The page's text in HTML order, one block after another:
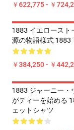
￥622,775 - ￥
1883 イエロースト
源の物語様式 1883
￥384,250 - ￥
1883 ジャーニー・
がティーを始める
ェットシャツ